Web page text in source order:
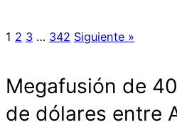
1 2 3 … 342 Siguiente »
Megafusión de
de dólares entre